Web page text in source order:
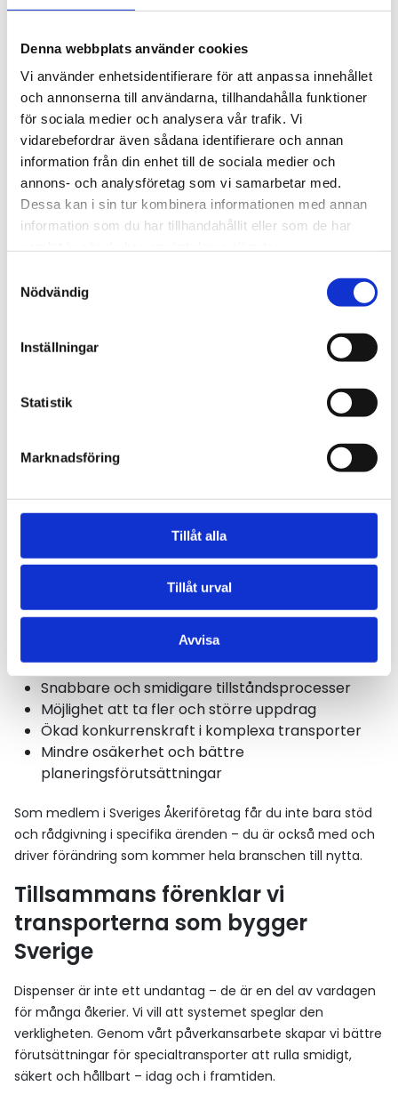
Denna webbplats använder cookies
Vi använder enhetsidentifierare för att anpassa innehållet
och annonserna till användarna, tillhandahålla funktioner
för sociala medier och analysera vår trafik. Vi
vidarebefordrar även sådana identifierare och annan
information från din enhet till de sociala medier och
annons- och analysföretag som vi samarbetar med.
Dessa kan i sin tur kombinera informationen med annan
information som du har tillhandahållit eller som de har
Nödvändig
Inställningar
Statistik
Marknadsföring
Tillåt alla
Tillåt urval
Avvisa
tomkörningar, omvägar och dubbla transporter – något
som gynnar både företagen och samhället.
Beslutsprocessen och vårt
arbete
Sveriges Åkeriföretag arbetar för att:
Driva på för en nationell strategi för
dispenshantering
vägledning för företagen
Skapa en tydligare dialog mellan bransch
Vad betyder detta för dig som medlem?
Med ett förbättrat dispenssystem
Snabbare och smidigare tillståndsprocesser
Möjlighet att ta fler och större uppdrag
Ökad konkurrenskraft i komplexa transporter
Mindre osäkerhet och bättre
planeringsförutsättningar
Som medlem i Sveriges Åkeriföretag får du inte bara stöd
och rådgivning i specifika ärenden – du är också med och
driver förändring som kommer hela branschen till nytta.
Tillsammans förenklar vi
transporterna som bygger
Sverige
Dispenser är inte ett undantag – de är en del av vardagen
för många åkerier. Vi vill att systemet speglar den
verkligheten. Genom vårt påverkansarbete skapar vi bättre
förutsättningar för specialtransporter att rulla smidigt,
säkert och hållbart – idag och i framtiden.